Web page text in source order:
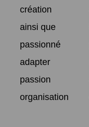
création
ainsi que
passionné
adapter
passion
organisation